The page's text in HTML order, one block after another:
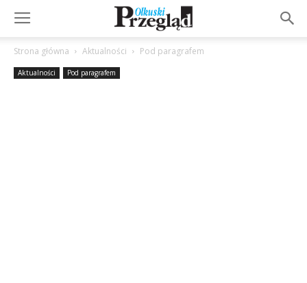
Strona główna Aktualności Pod paragrafem
Aktualności Pod paragrafem